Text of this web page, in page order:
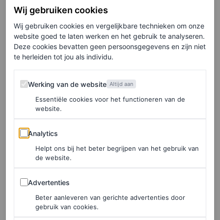
ontspannende scène voor. Als dit niet werkt, probeer
dan de woorden ‘niet denken’ gedurende tien
seconden steeds opnieuw te zeggen.
Binnen tien seconden zou je in slaap moeten vallen,
maar het kan twee minuten duren als je voor het
Elke week onze beste artikelen in je inbox?
Schrijf je hier in voor de Vogue-nieuwsbrief.
Militaire slaapmethode
De techniek, die is ontworpen om soldaten te helpen snel
Wij gebruiken cookies
Wij gebruiken cookies en vergelijkbare technieken om onze
website goed te laten werken en het gebruik te analyseren.
Deze cookies bevatten geen persoonsgegevens en zijn niet
te herleiden tot jou als individu.
Werking van de website
Werking van de website Altijd aan
Essentiële cookies voor het functioneren van de
website.
Analytics
Analytics
Helpt ons bij het beter begrijpen van het gebruik van
de website.
Advertenties
Advertenties
Beter aanleveren van gerichte advertenties door
gebruik van cookies.